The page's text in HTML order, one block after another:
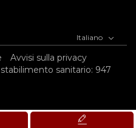
Italiano
Avvisi sulla privacy
sanitario: 947